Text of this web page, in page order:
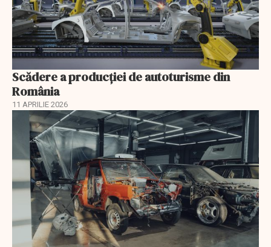
Scădere a producţiei de autoturisme din
România
11 APRILIE 2026